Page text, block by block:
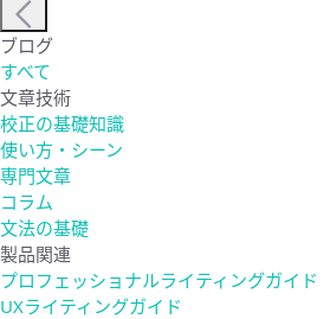
ブログ
すべて
文章技術
校正の基礎知識
使い方・シーン
専門文章
コラム
文法の基礎
製品関連
プロフェッショナルライティングガイド
UXライティングガイド